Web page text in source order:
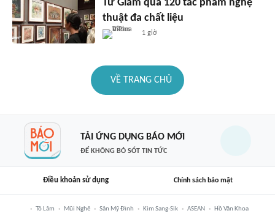
Tử Giám qua 120 tác phẩm nghệ
thuật đa chất liệu
1 giờ
VỀ TRANG CHỦ
TẢI ỨNG DỤNG BÁO MỚI
ĐỂ KHÔNG BỎ SÓT TIN TỨC
Điều khoản sử dụng Chính sách bảo mật
Tô Lâm Mũi Nghê Sân Mỹ Đình Kim Sang-Sik ASEAN Hồ Văn Khoa